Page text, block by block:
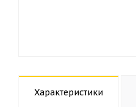
Характеристики